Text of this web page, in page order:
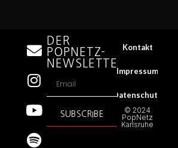
DER
POPNETZ-
NEWSLETTER
SUBSCRIBE
Kontakt
Impressum
Datenschutz
© 2024
PopNetz
Karlsruhe